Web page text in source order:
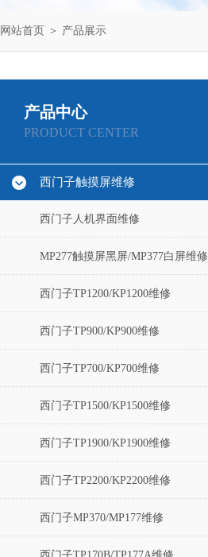
网站首页 ＞ 产品展示
产品中心
PRODUCT CENTER
西门子触摸屏维修
西门子人机界面维修
MP277触摸屏黑屏/MP377白屏维修
西门子TP1200/KP1200维修
西门子TP900/KP900维修
西门子TP700/KP700维修
西门子TP1500/KP1500维修
西门子TP1900/KP1900维修
西门子TP2200/KP2200维修
西门子MP370/MP177维修